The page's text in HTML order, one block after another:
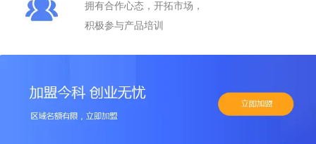
拥有合作心态，开拓市场，
积极参与产品培训